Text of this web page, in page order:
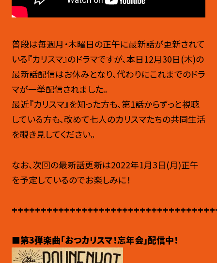
普段は毎週月・木曜日の正午に最新話が更新されて
いる『カリスマ』のドラマですが、本日12月30日(木)の
最新話配信はお休みとなり、代わりにこれまでのドラ
マが一挙配信されました。
最近『カリスマ』を知った方も、第1話からずっと視聴
している方も、改めて七人のカリスマたちの共同生活
を覗き見してください。
なお、次回の最新話更新は2022年1月3日(月)正午
を予定しているのでお楽しみに！
■第3弾楽曲「おつカリスマ！忘年会」配信中！